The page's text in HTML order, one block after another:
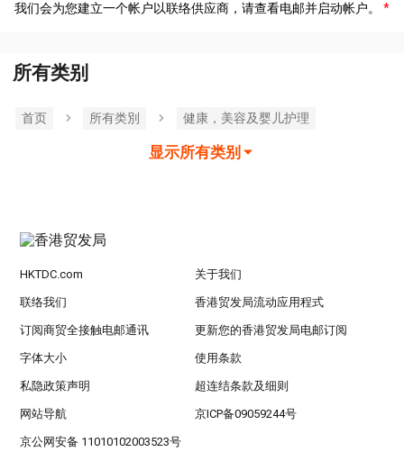
我们会为您建立一个帐户以联络供应商，请查看电邮并启动帐户。
所有类别
首页 所有类別 健康，美容及婴儿护理
显示所有类别
HKTDC.com 关于我们
联络我们 香港贸发局流动应用程式
订阅商贸全接触电邮通讯 更新您的香港贸发局电邮订阅
字体大小 使用条款
私隐政策声明 超连结条款及细则
网站导航 京ICP备09059244号
京公网安备 11010102003523号